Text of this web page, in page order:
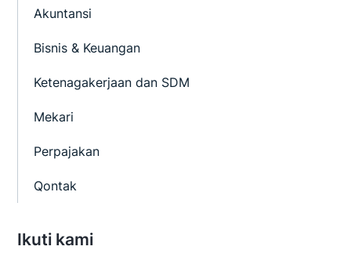
Akuntansi
Bisnis & Keuangan
Ketenagakerjaan dan SDM
Mekari
Perpajakan
Qontak
Ikuti kami